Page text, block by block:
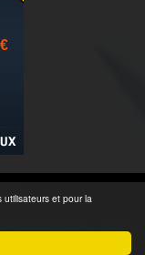
utilisateurs et pour la